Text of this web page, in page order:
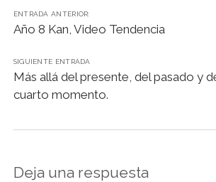
k
ENTRADA ANTERIOR:
Año 8 Kan, Video Tendencia
SIGUIENTE ENTRADA
Más allá del presente, del pasado y
cuarto momento.
Deja una respuesta